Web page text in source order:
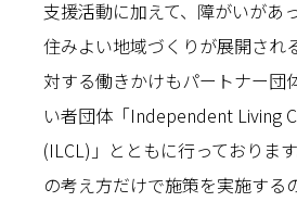
支援活動に加えて、障がいがあ
住みよい地域づくりが展開され
対する働きかけもパートナー団
い者団体「Independent Living
(ILCL)」とともに行っておりま
の考え方だけで施策を実施する